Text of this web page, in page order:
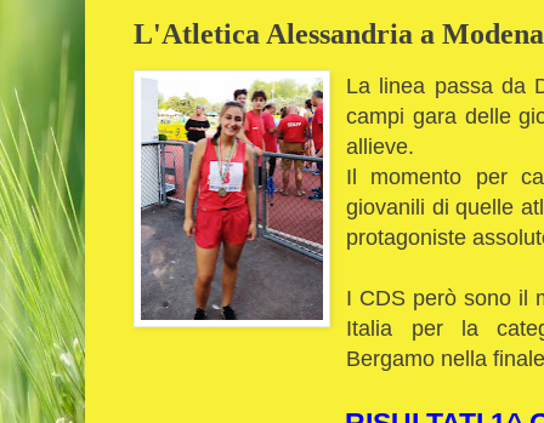
L'Atletica Alessandria a
La linea passa da
campi gara delle
allieve.
Il momento per
giovanili di quelle
protagoniste
I CDS però sono il
Italia per la
Bergamo nella